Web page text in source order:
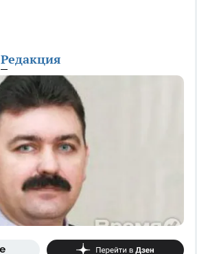
Редакция